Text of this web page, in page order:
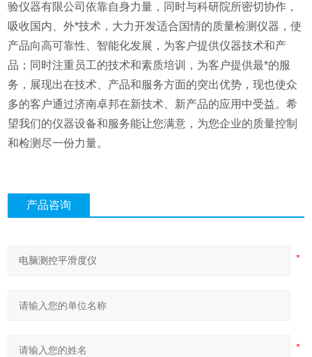
验仪器有限公司依靠自身力量，同时与科研院所密切协作，
吸收国内、外*技术，大力开发适合国情的质量检测仪器，使
产品向高可靠性、智能化发展，为客户提供仪器技术和产
品；同时注重员工的技术和素质培训，为客户提供最*的服
务，展现出在技术、产品和服务方面的突出优势，现也使众
多的客户通过济南卓邦在新技术、新产品的应用中受益。希
望我们的仪器设备和服务能让您满意，为您企业的质量控制
和检测尽一份力量。
产品咨询